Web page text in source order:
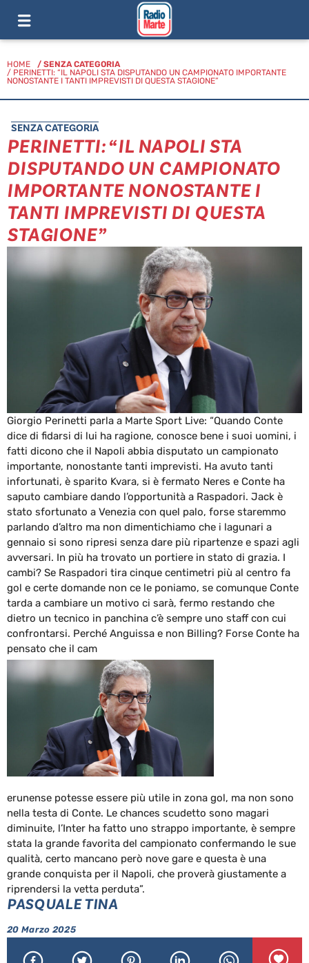
HOME / SENZA CATEGORIA
/ PERINETTI: “IL NAPOLI STA DISPUTANDO UN CAMPIONATO IMPORTANTE
NONOSTANTE I TANTI IMPREVISTI DI QUESTA STAGIONE”
SENZA CATEGORIA
PERINETTI: “IL NAPOLI STA
DISPUTANDO UN CAMPIONATO
IMPORTANTE NONOSTANTE I
TANTI IMPREVISTI DI QUESTA
STAGIONE”
Giorgio Perinetti parla a Marte Sport Live: “Quando Conte
dice di fidarsi di lui ha ragione, conosce bene i suoi uomini, i
fatti dicono che il Napoli abbia disputato un campionato
importante, nonostante tanti imprevisti. Ha avuto tanti
infortunati, è sparito Kvara, si è fermato Neres e Conte ha
saputo cambiare dando l’opportunità a Raspadori. Jack è
stato sfortunato a Venezia con quel palo, forse staremmo
parlando d’altro ma non dimentichiamo che i lagunari a
gennaio si sono ripresi senza dare più ripartenze e spazi agli
avversari. In più ha trovato un portiere in stato di grazia. I
cambi? Se Raspadori tira cinque centimetri più al centro fa
gol e certe domande non ce le poniamo, se comunque Conte
tarda a cambiare un motivo ci sarà, fermo restando che
dietro un tecnico in panchina c’è sempre uno staff con cui
confrontarsi. Perché Anguissa e non Billing? Forse Conte ha
pensato che il cam
erunense potesse essere più utile in zona gol, ma non sono
nella testa di Conte. Le chances scudetto sono magari
diminuite, l’Inter ha fatto uno strappo importante, è sempre
stata la grande favorita del campionato confermando le sue
qualità, certo mancano però nove gare e questa è una
grande conquista per il Napoli, che proverà giustamente a
riprendersi la vetta perduta”.
PASQUALE TINA
20 Marzo 2025